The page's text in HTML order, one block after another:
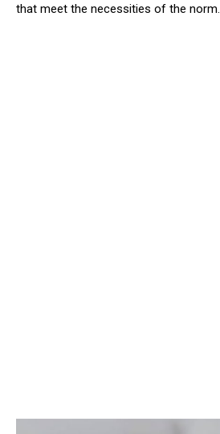
that meet the necessities of the norm.